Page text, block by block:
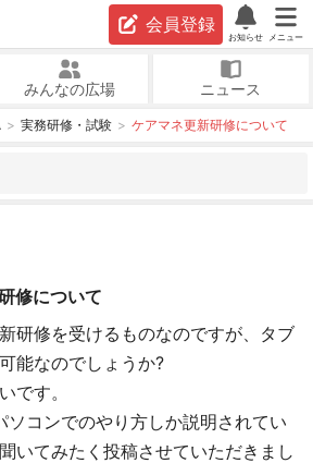
会員登録
お知らせ メニュー
みんなの広場 ニュース
実務研修・試験 ケアマネ更新研修について
修について
研修を受けるものなのですが、タブ
能なのでしょうか?
です。
ソコンでのやり方しか説明されてい
いてみたく投稿させていただきまし